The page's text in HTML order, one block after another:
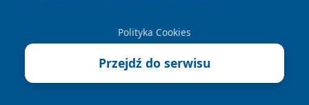
chemiczne preparaty najlepiej działają, gdy gleba jest
wilgotna, temperatura wynosi powyżej 12–14°C, a
oprysk wykonany jest wieczorem, bez
Polityka Cookies
Przejdź do serwisu